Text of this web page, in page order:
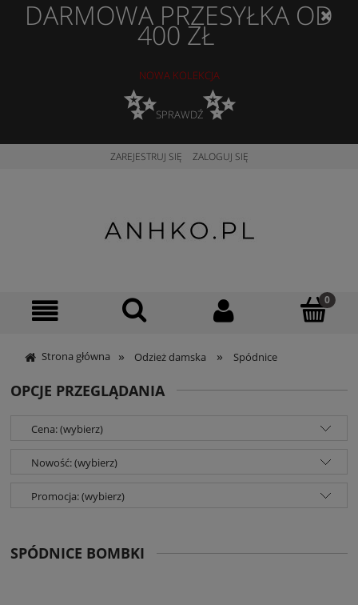
DARMOWA PRZESYŁKA OD
400 ZŁ
NOWA KOLEKCJA
✨SPRAWDŹ✨
ZAREJESTRUJ SIĘ ZALOGUJ SIĘ
Strona główna » Odzież damska » Spódnice
OPCJE PRZEGLĄDANIA
Cena: (wybierz)
Nowość: (wybierz)
Promocja: (wybierz)
SPÓDNICE BOMBKI